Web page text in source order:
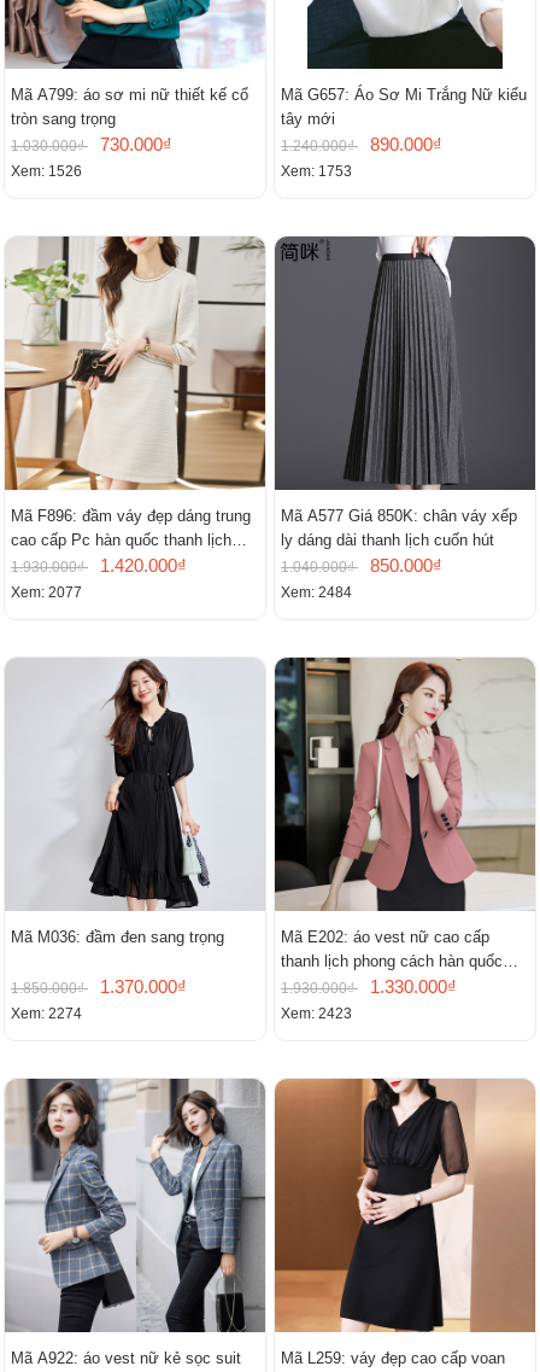
Mã A799: áo sơ mi nữ thiết kế cổ
tròn sang trọng
1.030.000₫ 730.000₫
Xem: 1526
Mã G657: Áo Sơ Mi Trắng Nữ kiểu
tây mới
1.240.000₫ 890.000₫
Xem: 1753
Mã F896: đầm váy đẹp dáng trung
cao cấp Pc hàn quốc thanh lịch
mới
1.930.000₫ 1.420.000₫
Xem: 2077
Mã A577 Giá 850K: chân váy xếp
ly dáng dài thanh lịch cuốn hút
1.040.000₫ 850.000₫
Xem: 2484
Mã M036: đầm đen sang trọng
1.850.000₫ 1.370.000₫
Xem: 2274
Mã E202: áo vest nữ cao cấp
thanh lịch phong cách hàn quốc
mới
1.930.000₫ 1.330.000₫
Xem: 2423
Mã A922: áo vest nữ kẻ sọc suit
Mã L259: váy đẹp cao cấp voan